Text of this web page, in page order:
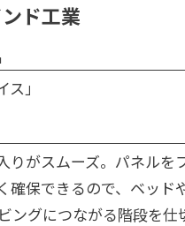
ド工業
」
りがスムーズ。パネルを
確保できるので、ベッド
ングにつながる階段を仕